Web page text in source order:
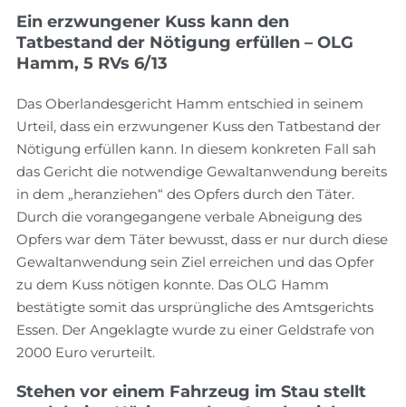
Ein erzwungener Kuss kann den
Tatbestand der Nötigung erfüllen – OLG
Hamm, 5 RVs 6/13
Das Oberlandesgericht Hamm entschied in seinem
Urteil, dass ein erzwungener Kuss den Tatbestand der
Nötigung erfüllen kann. In diesem konkreten Fall sah
das Gericht die notwendige Gewaltanwendung bereits
in dem „heranziehen“ des Opfers durch den Täter.
Durch die vorangegangene verbale Abneigung des
Opfers war dem Täter bewusst, dass er nur durch diese
Gewaltanwendung sein Ziel erreichen und das Opfer
zu dem Kuss nötigen konnte. Das OLG Hamm
bestätigte somit das ursprüngliche des Amtsgerichts
Essen. Der Angeklagte wurde zu einer Geldstrafe von
2000 Euro verurteilt.
Stehen vor einem Fahrzeug im Stau stellt